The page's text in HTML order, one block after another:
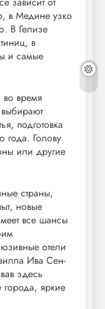
в Медине узко
В Гелизе
в
и самые
время
подготовка
года. Голову
или другие
страны,
новые
все шансы
отели
Ива Сен-
здесь
яркие